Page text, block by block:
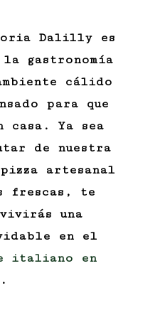
Dalilly es
gastronomía
cálido
para que
casa. Ya sea
de nuestra
artesanal
frescas, te
vivirás una
en el
italiano en
.